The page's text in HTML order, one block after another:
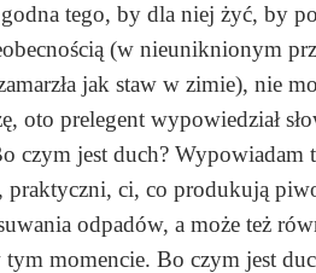
tego, by dla niej żyć, by
(w nieuniknionym
jak staw w zimie), nie
oto prelegent wypowiedział
czym jest duch?
praktyczni, ci, co produkują
odpadów, a może też
momencie. Bo czym jest